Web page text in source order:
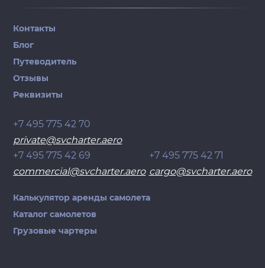
Контакты
Блог
Путеводитель
Отзывы
Реквизиты
+7 495 775 42 70
private@svcharter.aero
+7 495 775 42 69
commercial@svcharter.aero
+7 495 775 42 71
cargo@svcharter.aero
Калькулятор аренды самолета
Каталог самолетов
Грузовые чартеры